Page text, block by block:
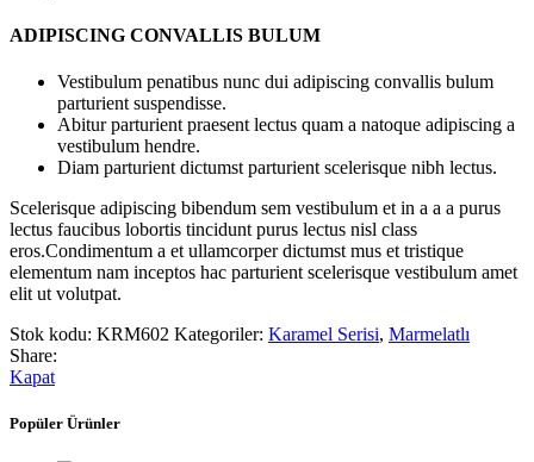
ADIPISCING CONVALLIS BULUM
Vestibulum penatibus nunc dui adipiscing convallis bulum
parturient suspendisse.
Abitur parturient praesent lectus quam a natoque adipiscing a
vestibulum hendre.
Diam parturient dictumst parturient scelerisque nibh lectus.
Scelerisque adipiscing bibendum sem vestibulum et in a a a purus
lectus faucibus lobortis tincidunt purus lectus nisl class
eros.Condimentum a et ullamcorper dictumst mus et tristique
elementum nam inceptos hac parturient scelerisque vestibulum amet
elit ut volutpat.
Stok kodu: KRM602 Kategoriler: Karamel Serisi, Marmelatlı
Share:
Kapat
Popüler Ürünler